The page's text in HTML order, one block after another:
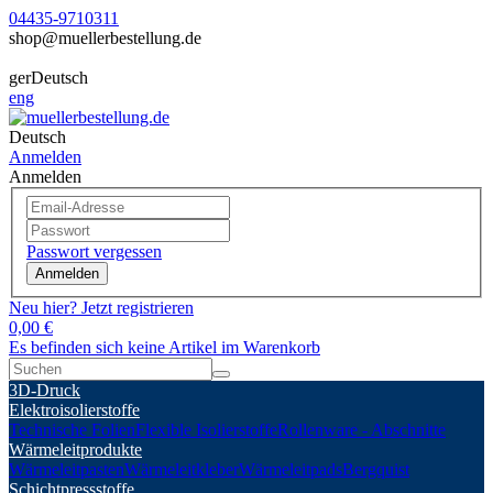
04435-9710311
shop@muellerbestellung.de
gerDeutsch
eng
Deutsch
Anmelden
Anmelden
Passwort vergessen
Anmelden
Neu hier? Jetzt registrieren
0,00 €
Es befinden sich keine Artikel im Warenkorb
3D-Druck
Elektroisolierstoffe
Technische FolienFlexible IsolierstoffeRollenware - Abschnitte
Wärmeleitprodukte
WärmeleitpastenWärmeleitkleberWärmeleitpadsBergquist
Schichtpressstoffe